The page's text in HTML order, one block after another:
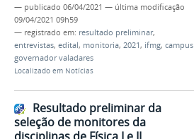
— publicado 06/04/2021 — última modificação
09/04/2021 09h59
— registrado em: resultado preliminar,
entrevistas, edital, monitoria, 2021, ifmg, campus
governador valadares
Localizado em Notícias
Resultado preliminar da
seleção de monitores da